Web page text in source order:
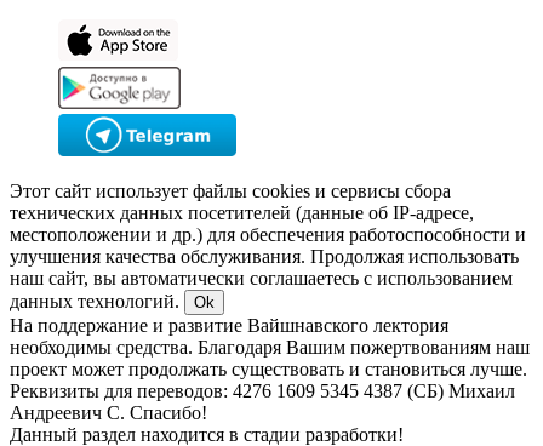
Этот сайт использует файлы cookies и сервисы сбора
технических данных посетителей (данные об IP-адресе,
местоположении и др.) для обеспечения работоспособности и
улучшения качества обслуживания. Продолжая использовать
наш сайт, вы автоматически соглашаетесь с использованием
данных технологий.
Ok
На поддержание и развитие Вайшнавского лектория
необходимы средства. Благодаря Вашим пожертвованиям наш
проект может продолжать существовать и становиться лучше.
Реквизиты для переводов: 4276 1609 5345 4387 (СБ) Михаил
Андреевич С. Спасибо!
Данный раздел находится в стадии разработки!